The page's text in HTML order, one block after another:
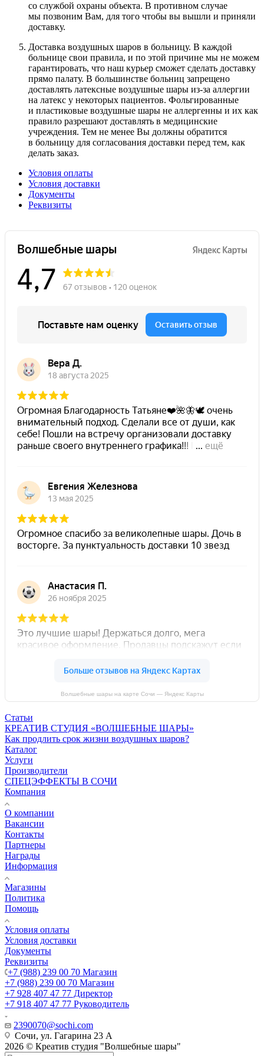
со службой охраны объекта. В противном случае
мы позвоним Вам, для того чтобы вы вышли и приняли
доставку.
Доставка воздушных шаров в больницу. В каждой
больнице свои правила, и по этой причине мы не можем
гарантировать, что наш курьер сможет сделать доставку
прямо палату. В большинстве больниц запрещено
доставлять латексные воздушные шары из-за аллергии
на латекс у некоторых пациентов. Фольгированные
и пластиковые воздушные шары не аллергенны и их как
правило разрешают доставлять в медицинские
учреждения. Тем не менее Вы должны обратится
в больницу для согласования доставки перед тем, как
делать заказ.
Условия оплаты
Условия доставки
Документы
Реквизиты
Волшебные шары на карте Сочи — Яндекс Карты
Статьи
КРЕАТИВ СТУДИЯ «ВОЛШЕБНЫЕ ШАРЫ»
Как продлить срок жизни воздушных шаров?
Каталог
Услуги
Производители
СПЕЦЭФФЕКТЫ В СОЧИ
Компания
О компании
Вакансии
Контакты
Партнеры
Награды
Информация
Магазины
Политика
Помощь
Условия оплаты
Условия доставки
Документы
Реквизиты
+7 (988) 239 00 70 Магазин
+7 (988) 239 00 70 Магазин
+7 928 407 47 77 Директор
+7 918 407 47 77 Руководитель
2390070@sochi.com
Сочи, ул. Гагарина 23 А
2026 © Креатив студия "Волшебные шары"